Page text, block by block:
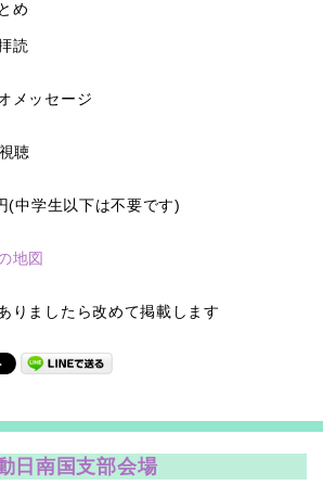
め
セージ
(中学生以下は不要です)
地図
ましたら改めて掲載します
日南国支部会場